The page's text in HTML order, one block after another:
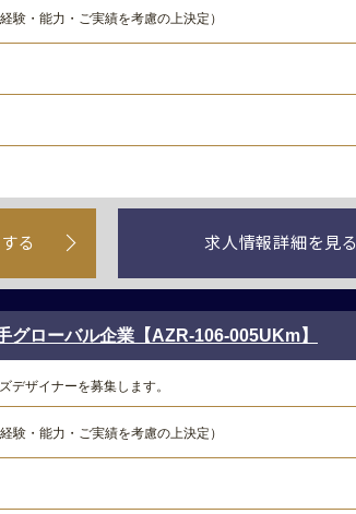
験・能力・ご実績を考慮の上決定）
る 求人情報詳細を見る
グローバル企業【AZR-106-005UKm】
デザイナーを募集します。
験・能力・ご実績を考慮の上決定）